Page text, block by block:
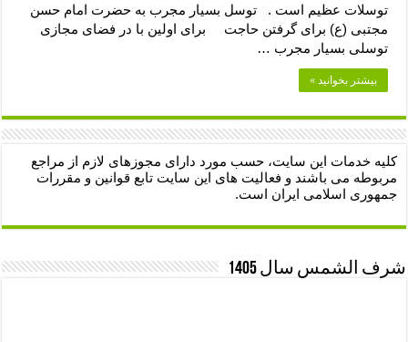
توسلات عظیم است . توسل بسیار مجرب به حضرت امام حسن
مجتبی (ع) برای گرفتن حاجت برای اولین با در فضای مجازی
توسلی بسیار مجرب …
بیشتر بخوانید »
کلیه خدمات این سایت، حسب مورد دارای مجوزهای لازم از مراجع
مربوطه می باشند و فعالیت های این سایت تابع قوانین و مقررات
جمهوری اسلامی ایران است.
شرف الشمس سال 1405